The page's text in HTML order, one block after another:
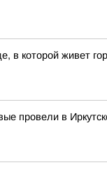
в которой живет
провели в